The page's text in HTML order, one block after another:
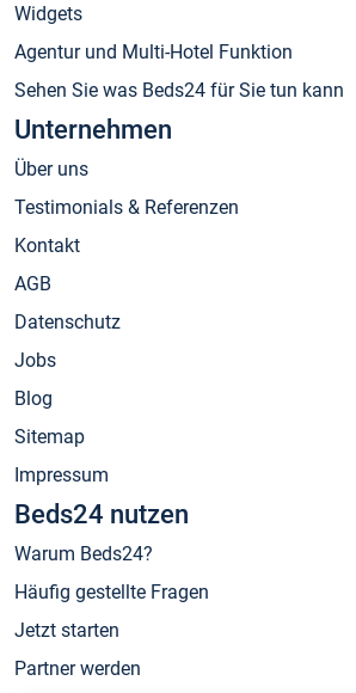
Widgets
Agentur und Multi-Hotel Funktion
Sehen Sie was Beds24 für Sie tun kann
Unternehmen
Über uns
Testimonials & Referenzen
Kontakt
AGB
Datenschutz
Jobs
Blog
Sitemap
Impressum
Beds24 nutzen
Warum Beds24?
Häufig gestellte Fragen
Jetzt starten
Partner werden